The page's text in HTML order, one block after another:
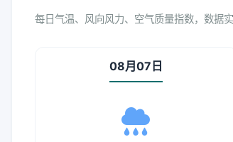
每日气温、风向风力、空气质量指数，数据
08月07日